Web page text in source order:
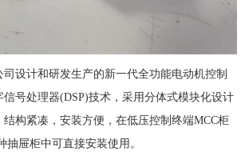
设计和研发生产的新一代全功能电动机控制
号处理器(DSP)技术，采用分体式模块化设计
构紧凑，安装方便，在低压控制终端MCC柜
抽屉柜中可直接安装使用。